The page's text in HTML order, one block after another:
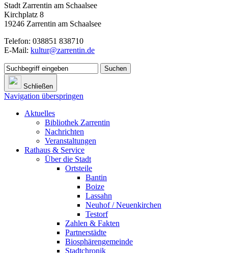
Stadt Zarrentin am Schaalsee
Kirchplatz 8
19246 Zarrentin am Schaalsee
Telefon: 038851 838710
E-Mail: kultur@zarrentin.de
Suchen
Schließen
Navigation überspringen
Aktuelles
Bibliothek Zarrentin
Nachrichten
Veranstaltungen
Rathaus & Service
Über die Stadt
Ortsteile
Bantin
Boize
Lassahn
Neuhof / Neuenkirchen
Testorf
Zahlen & Fakten
Partnerstädte
Biosphärengemeinde
Stadtchronik